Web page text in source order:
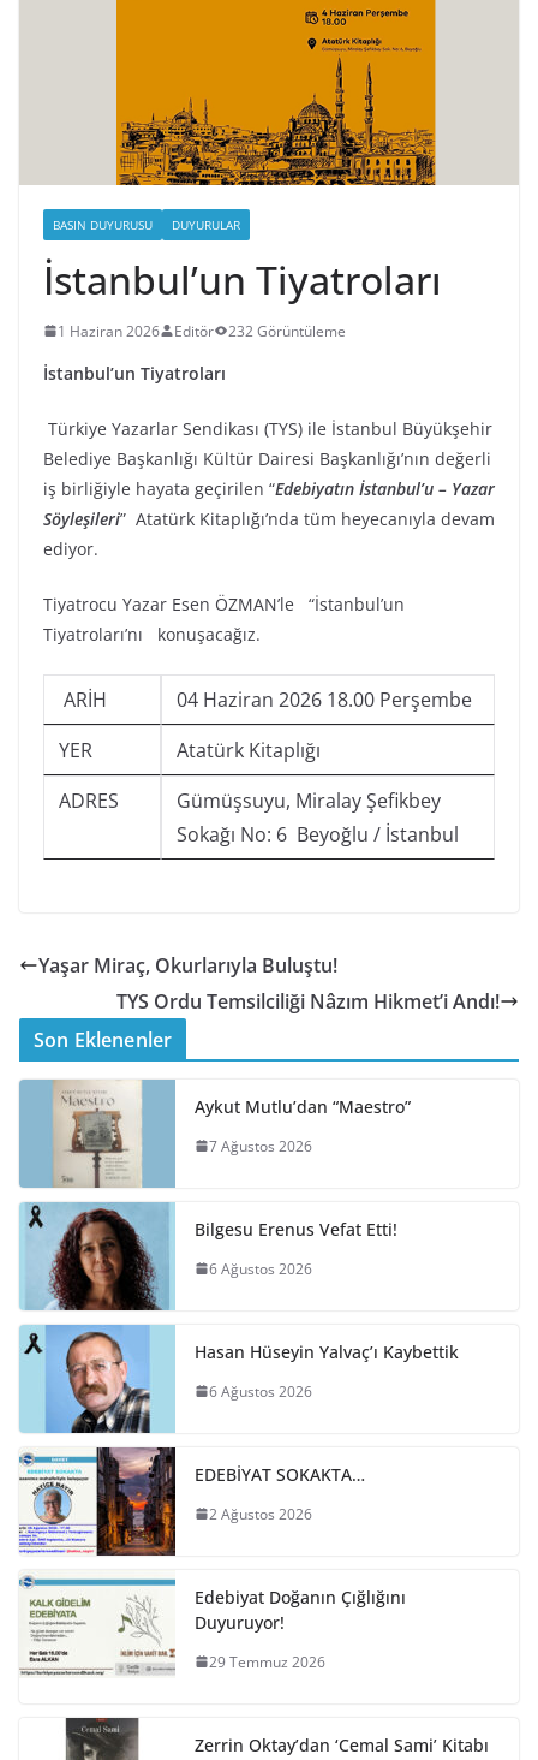
BASIN DUYURUSU DUYURULAR
İstanbul’un Tiyatroları
1 Haziran 2026 Editör 232 Görüntüleme
İstanbul’un Tiyatroları
Türkiye Yazarlar Sendikası (TYS) ile İstanbul Büyükşehir
Belediye Başkanlığı Kültür Dairesi Başkanlığı’nın değerli
iş birliğiyle hayata geçirilen “Edebiyatın İstanbul’u – Yazar
Söyleşileri” Atatürk Kitaplığı’nda tüm heyecanıyla devam
ediyor.
Tiyatrocu Yazar Esen ÖZMAN’le “İstanbul’un
Tiyatroları’nı konuşacağız.
ARİH
04 Haziran 2026 18.00 Perşembe
YER
Atatürk Kitaplığı
ADRES
Gümüşsuyu, Miralay Şefikbey
Sokağı No: 6 Beyoğlu / İstanbul
Yaşar Miraç, Okurlarıyla Buluştu!
TYS Ordu Temsilciliği Nâzım Hikmet’i Andı!
Son Eklenenler
Aykut Mutlu’dan “Maestro”
7 Ağustos 2026
Bilgesu Erenus Vefat Etti!
6 Ağustos 2026
Hasan Hüseyin Yalvaç’ı Kaybettik
6 Ağustos 2026
EDEBİYAT SOKAKTA…
2 Ağustos 2026
Edebiyat Doğanın Çığlığını
Duyuruyor!
29 Temmuz 2026
Zerrin Oktay’dan ‘Cemal Sami’ Kitabı